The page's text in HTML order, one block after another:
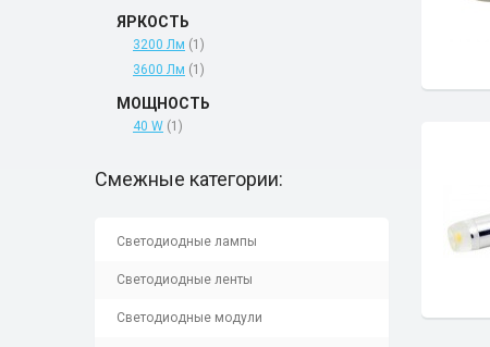
ЯРКОСТЬ
3200 Лм (1)
3600 Лм (1)
МОЩНОСТЬ
40 W (1)
Смежные категории:
Светодиодные лампы
Светодиодные ленты
Светодиодные модули